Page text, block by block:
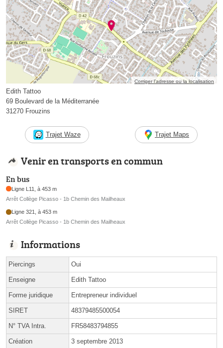
Corriger l’adresse ou la localisation
Edith Tattoo
69 Boulevard de la Méditerranée
31270 Frouzins
Trajet Waze Trajet Maps
Venir en transports en commun
En bus
Ligne L11, à 453 m
Arrêt Collège Picasso - 1b Chemin des Mailheaux
Ligne 321, à 453 m
Arrêt Collège Picasso - 1b Chemin des Mailheaux
Informations
Piercings Oui
Enseigne Edith Tattoo
Forme juridique Entrepreneur individuel
SIRET 48379485500054
N° TVA Intra. FR58483794855
Création 3 septembre 2013